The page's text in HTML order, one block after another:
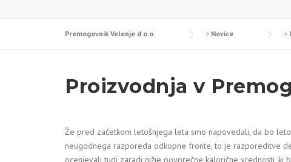
Premogovnik Velenje d.o.o. > Novice >
Proizvodnja v
Že pred začetkom letošnjega leta smo napovedali, da bo
neugodnega razporeda odkopne fronte, to je razporeditve
ocenjevali tudi zaradi nižje povprečne kalorične vrednosti, ki